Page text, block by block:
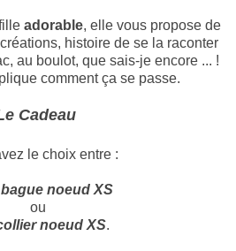
adorable, elle vous propose de
histoire de se la raconter
au boulot, que sais-je encore ... !
comment ça se passe.
Cadeau
le choix entre :
noeud XS
ou
noeud XS.